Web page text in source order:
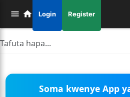
Login Register
Soma kwenye App